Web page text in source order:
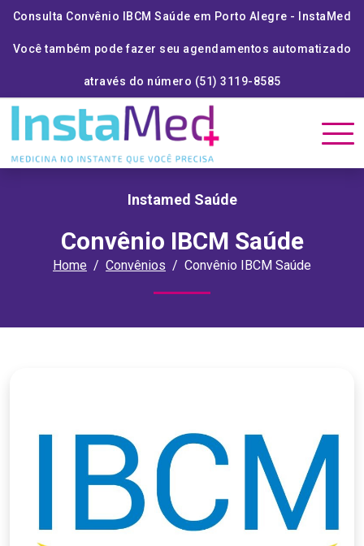
Consulta Convênio IBCM Saúde em Porto Alegre - InstaMed
Você também pode fazer seu agendamentos automatizado
através do número (51) 3119-8585
Instamed Saúde
Convênio IBCM Saúde
Home Convênios Convênio IBCM Saúde